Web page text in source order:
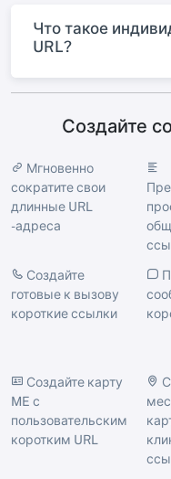
Что такое
URL?
Создайте
Мгновенно
сократите свои
длинные URL
-адреса
Создайте
готовые к вызову
короткие ссылки
Создайте карту
ME с
пользовательским
коротким URL